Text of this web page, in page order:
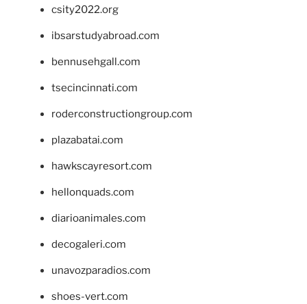
csity2022.org
ibsarstudyabroad.com
bennusehgall.com
tsecincinnati.com
roderconstructiongroup.com
plazabatai.com
hawkscayresort.com
hellonquads.com
diarioanimales.com
decogaleri.com
unavozparadios.com
shoes-vert.com